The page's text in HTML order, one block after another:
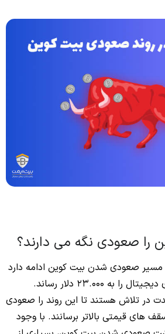
را صعودی نگه می دارند؟
مسیر صعودی شدن بیت کوین ادامه دارد
و این روند پادشاه ارزهای دیجیتال را به 23.000 دلار رساند.
در تلاش هستند تا این روند را صعودی
های قیمتی بالاتر برسانند. با وجود